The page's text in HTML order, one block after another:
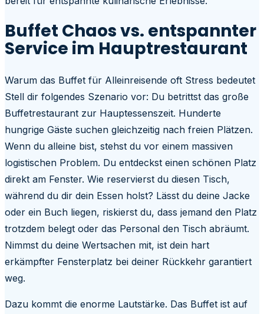
Buffet Chaos vs. entspannter
Service im Hauptrestaurant
Warum das Buffet für Alleinreisende oft Stress bedeutet
Stell dir folgendes Szenario vor: Du betrittst das große
Buffetrestaurant zur Hauptessenszeit. Hunderte
hungrige Gäste suchen gleichzeitig nach freien Plätzen.
Wenn du alleine bist, stehst du vor einem massiven
logistischen Problem. Du entdeckst einen schönen Platz
direkt am Fenster. Wie reservierst du diesen Tisch,
während du dir dein Essen holst? Lässt du deine Jacke
oder ein Buch liegen, riskierst du, dass jemand den Platz
trotzdem belegt oder das Personal den Tisch abräumt.
Nimmst du deine Wertsachen mit, ist dein hart
erkämpfter Fensterplatz bei deiner Rückkehr garantiert
weg.
Dazu kommt die enorme Lautstärke. Das Buffet ist auf